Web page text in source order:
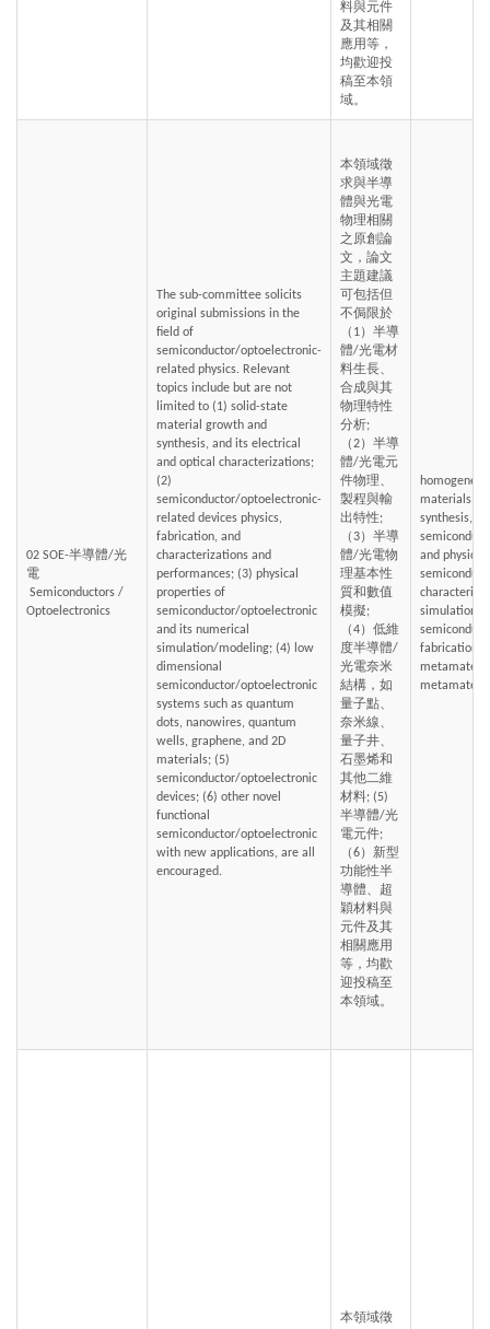
料與元件
及其相關
應用等，
均歡迎投
稿至本領
域。
02 SOE-半導體/光
電
Optoelectronics
The sub-committee solicits
original submissions in the
field of
semiconductor/optoelectronic-
related physics. Relevant
topics include but are not
limited to (1) solid-state
material growth and
synthesis, and its electrical
and optical characterizations;
(2)
semiconductor/optoelectronic-
related devices physics,
fabrication, and
characterizations and
performances; (3) physical
properties of
semiconductor/optoelectronic
and its numerical
simulation/modeling; (4) low
dimensional
semiconductor/optoelectronic
systems such as quantum
dots, nanowires, quantum
wells, graphene, and 2D
materials; (5)
semiconductor/optoelectronic
devices; (6) other novel
functional
semiconductor/optoelectronic
with new applications, are all
encouraged.
本領域徵
求與半導
體與光電
物理相關
之原創論
文，論文
主題建議
可包括但
不侷限於
（1）半導
體/光電材
料生長、
合成與其
物理特性
分析;
（2）半導
體/光電元
件物理、
製程與輸
出特性;
（3）半導
體/光電物
理基本性
質和數值
模擬;
（4）低維
度半導體/
光電奈米
結構，如
量子點、
奈米線、
量子井、
石墨烯和
其他二維
材料; (5)
半導體/光
電元件;
（6）新型
功能性半
導體、超
穎材料與
元件及其
相關應用
等，均歡
迎投稿至
本領域。
materials,
synthesis,
and
simulation/
fabrications
本領域徵